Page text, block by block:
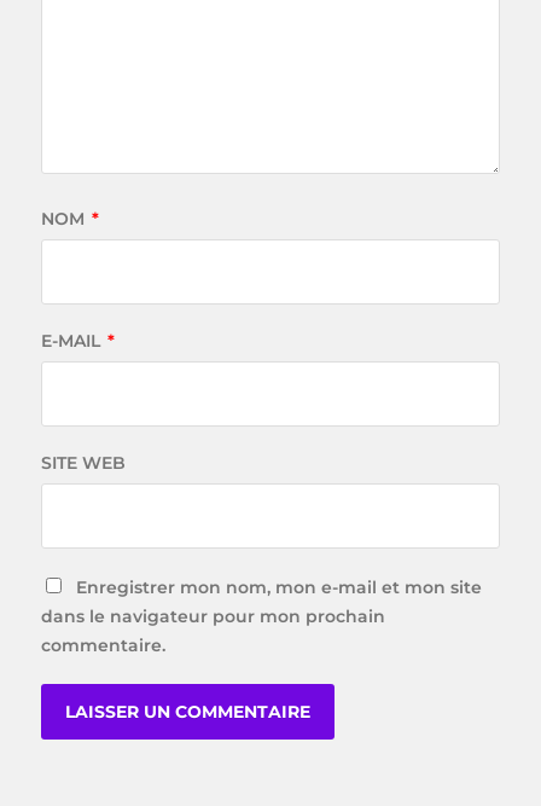
NOM *
E-MAIL *
SITE WEB
Enregistrer mon nom, mon e-mail et mon site
dans le navigateur pour mon prochain
commentaire.